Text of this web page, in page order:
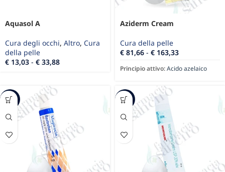
Aquasol A
Cura degli occhi, Altro, Cura
della pelle
€ 13,03 - € 33,88
Aziderm Cream
Cura della pelle
€ 81,66 - € 163,33
Principio attivo:Acido azelaico
-28% -14%